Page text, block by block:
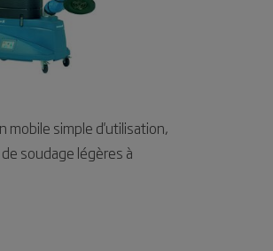
mobile simple d'utilisation,
soudage légères à